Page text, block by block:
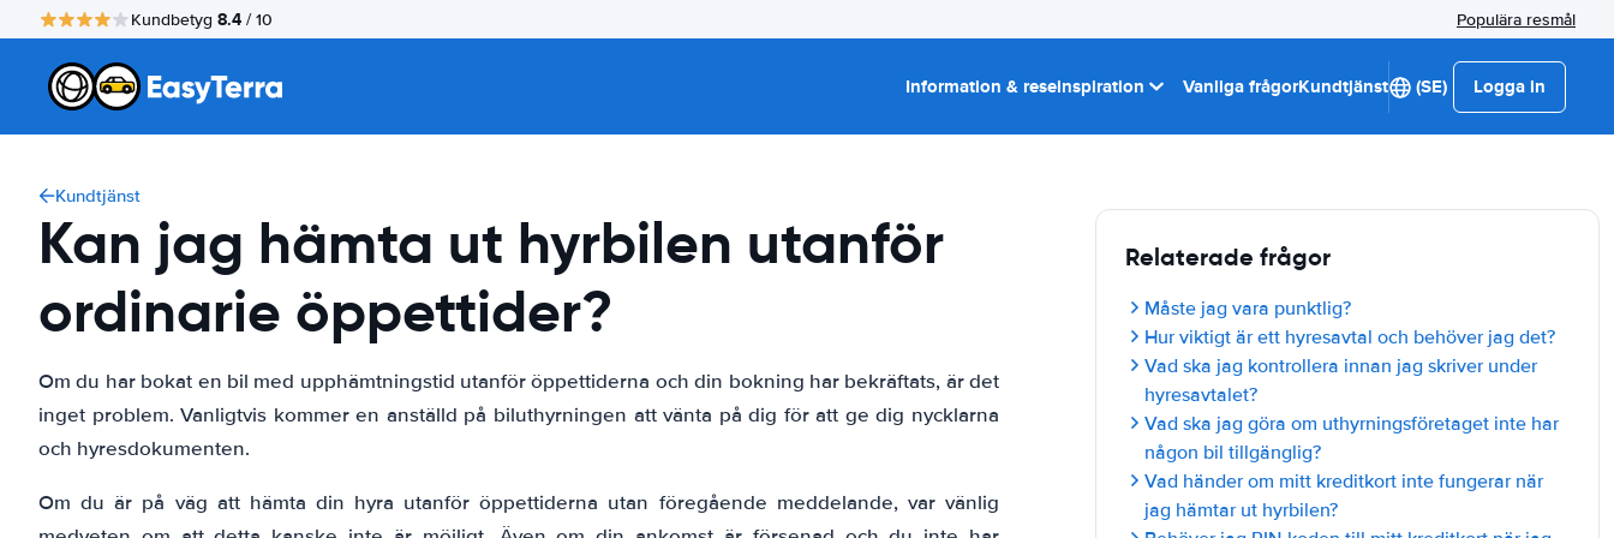
Kundbetyg 8.4 / 10 Populära resmål
Information & reseinspiration Vanliga frågorKundtjänst (SE) Logga in
Kundtjänst
Kan jag hämta ut hyrbilen utanför
ordinarie öppettider?
Om du har bokat en bil med upphämtningstid utanför öppettiderna och din bokning har bekräftats, är det
inget problem. Vanligtvis kommer en anställd på biluthyrningen att vänta på dig för att ge dig nycklarna
och hyresdokumenten.
Om du är på väg att hämta din hyra utanför öppettiderna utan föregående meddelande, var vänlig
Relaterade frågor
Måste jag vara punktlig?
Hur viktigt är ett hyresavtal och behöver jag det?
Vad ska jag kontrollera innan jag skriver under
hyresavtalet?
Vad ska jag göra om uthyrningsföretaget inte har
någon bil tillgänglig?
Vad händer om mitt kreditkort inte fungerar när
jag hämtar ut hyrbilen?